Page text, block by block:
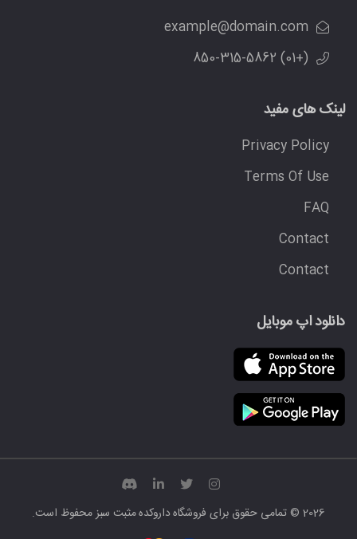
example@domain.com
(+01) 850-315-5862
لینک های مفید
Privacy Policy
Terms Of Use
FAQ
Contact
Contact
دانلود اپ موبایل
2026 © تمامی حقوق برای فروشگاه داروکده مثبت سبزمحفوظ است.